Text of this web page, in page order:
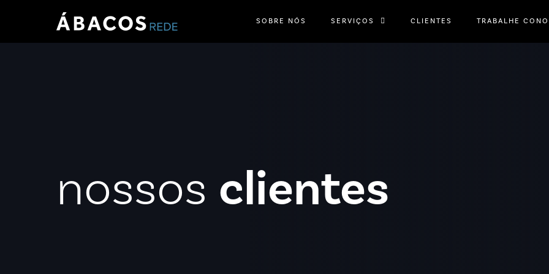
SOBRE NÓS SERVIÇOS CLIENTES TRABALHE
nossos clientes